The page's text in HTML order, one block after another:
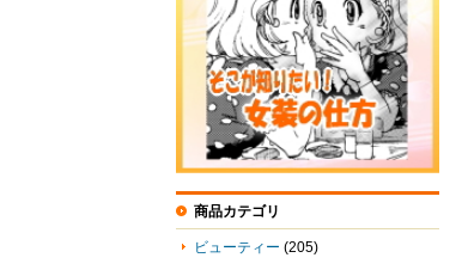
商品カテゴリ
ビューティー (205)